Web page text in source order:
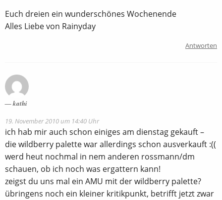
Euch dreien ein wunderschönes Wochenende
Alles Liebe von Rainyday
Antworten
kathi
19. November 2010 um 14:40 Uhr
ich hab mir auch schon einiges am dienstag gekauft –
die wildberry palette war allerdings schon ausverkauft :((
werd heut nochmal in nem anderen rossmann/dm
schauen, ob ich noch was ergattern kann!
zeigst du uns mal ein AMU mit der wildberry palette?
übringens noch ein kleiner kritikpunkt, betrifft jetzt zwar